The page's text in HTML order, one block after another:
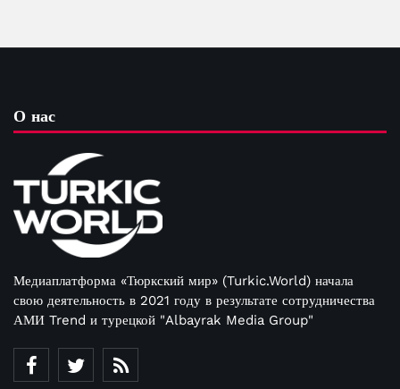
О нас
Медиаплатформа «Тюркский мир» (Turkic.World) начала
свою деятельность в 2021 году в результате сотрудничества
АМИ Trend и турецкой "Albayrak Media Group"